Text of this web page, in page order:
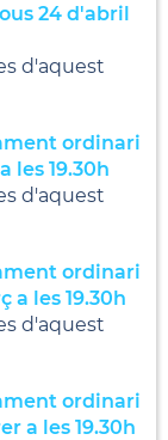
24 d'abril
d'aquest
ordinari
les 19.30h
d'aquest
ordinari
a les 19.30h
d'aquest
ordinari
a les 19.30h